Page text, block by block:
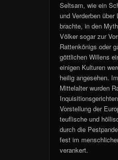
Seltsam, wie ein
und Verderben über
brachte, in den
Völker sogar zur
Rattenkönigs oder
göttlichen Willens
einigen Kulturen
heilig angesehen.
Mittelalter wurden
Vorstellung der
teuflische und
durch die
fest im
verankert.